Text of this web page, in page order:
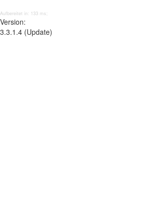
Aufbereitet in: 133 ms;
Version:
3.3.1.4 (Update)